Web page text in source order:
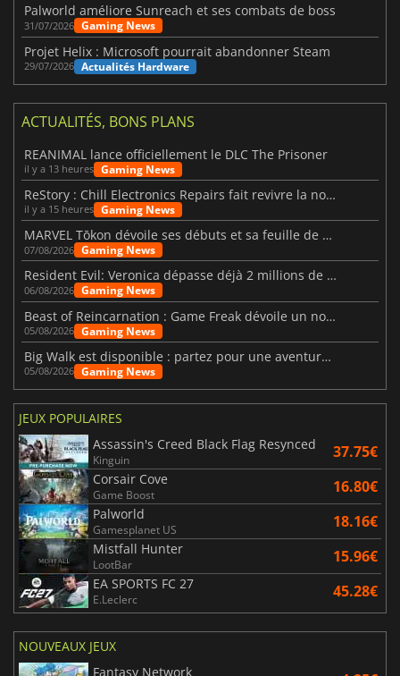
Palworld améliore Sunreach et ses combats de boss
31/07/2026 Gaming News
Projet Helix : Microsoft pourrait abandonner Steam
29/07/2026 Actualités Hardware
ACTUALITÉS, BONS PLANS
REANIMAL lance officiellement le DLC The Prisoner
il y a 13 heures Gaming News
ReStory : Chill Electronics Repairs fait revivre la nostalgie des années 2000
il y a 15 heures Gaming News
MARVEL Tōkon dévoile ses débuts et sa feuille de route
07/08/2026 Gaming News
Resident Evil: Veronica dépasse déjà 2 millions de wishlists
06/08/2026 Gaming News
Beast of Reincarnation : Game Freak dévoile un nouveau pari
05/08/2026 Gaming News
Big Walk est disponible : partez pour une aventure entre amis
05/08/2026 Gaming News
JEUX POPULAIRES
Assassin's Creed Black Flag Resynced
Kinguin 37.75€
Corsair Cove
Game Boost 16.80€
Palworld
Gamesplanet US 18.16€
Mistfall Hunter
LootBar 15.96€
EA SPORTS FC 27
E.Leclerc 45.28€
NOUVEAUX JEUX
Fantasy Network